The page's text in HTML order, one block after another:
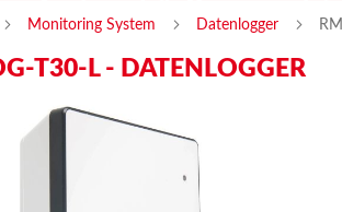
Monitoring System Datenlogger
T30-L - DATENLOGGER